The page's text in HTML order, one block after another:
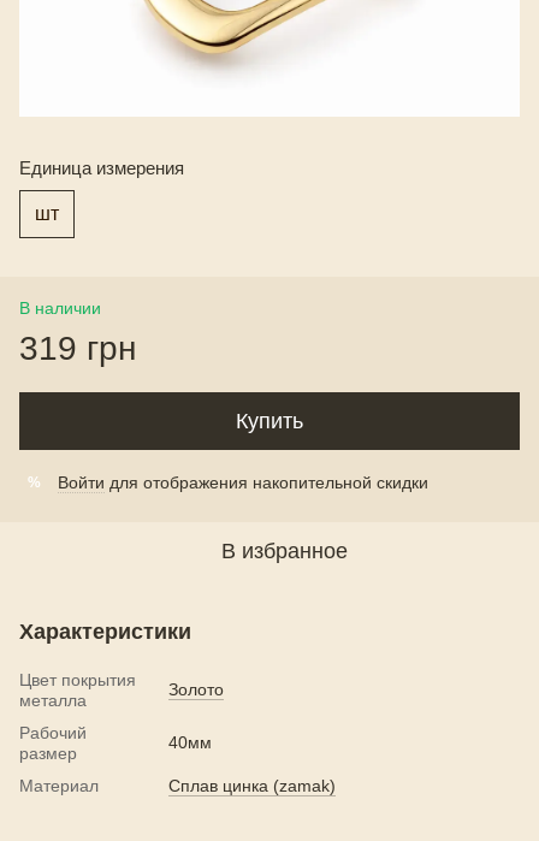
Единица измерения
шт
В наличии
319 грн
Купить
% Войти для отображения накопительной скидки
В избранное
Характеристики
Цвет покрытия
металла
Золото
Рабочий
размер
40мм
Материал Сплав цинка (zamak)